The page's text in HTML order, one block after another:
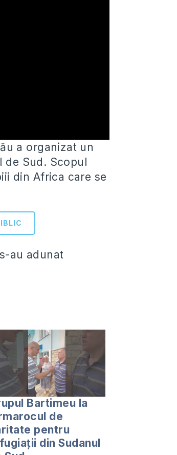
a organizat un
de Sud. Scopul
din Africa care se
au adunat
Bartimeu la
de
pentru
din Sudanul